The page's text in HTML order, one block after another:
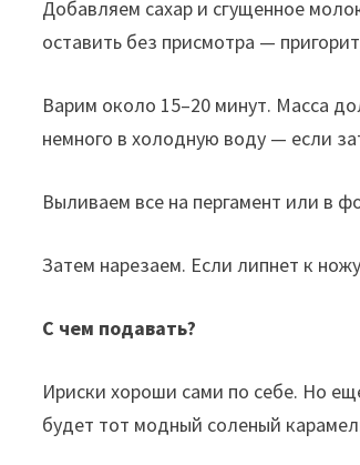
Добавляем сахар и сгущенное
оставить без присмотра —
Варим около 15–20 минут. Масса
немного в холодную воду — если
Выливаем все на пергамент или в
Затем нарезаем. Если липнет к
С чем подавать?
Ириски хороши сами по себе. Но
будет тот модный соленый